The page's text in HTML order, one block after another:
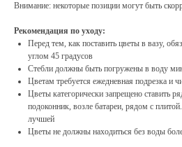
Внимание: некоторые позиции могут быть
Рекомендация по уходу:
Перед тем, как поставить цветы в вазу,
углом 45 градусов
Стебли должны быть погружены в воду
Цветам требуется ежедневная подрезка и
Цветы категорически запрещено ставить
подоконник, возле батареи, рядом с
лучшей
Цветы не должны находиться без воды